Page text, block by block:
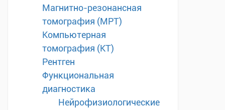
Магнитно-резонансная
томография (МРТ)
Компьютерная
томография (КТ)
Рентген
Функциональная
диагностика
Нейрофизиологические